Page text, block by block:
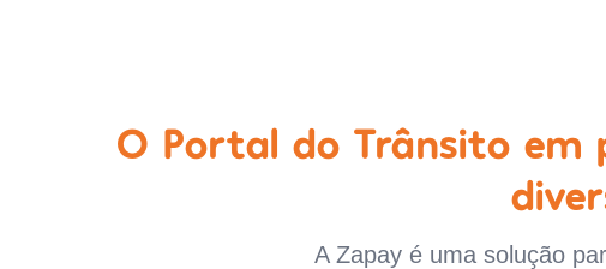
O Portal do Trânsito
A Zapay é uma solução